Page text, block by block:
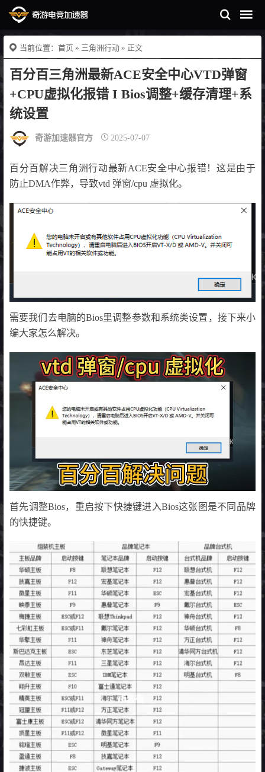
当前位置： 首页 » 三角洲行动 » 正文
百分百三角洲最新ACE安全中心VTD弹窗
+CPU虚拟化报错 I Bios调整+缓存清理+系
统设置
奇游加速器官方 2025-07-07
百分百解决三角洲行动最新ACE安全中心报错！这是由于
防止DMA作弊，导致vtd 弹窗/cpu 虚拟化。
需要我们去电脑的Bios里调整参数和系统类设置，接下来小
编大家怎么解决。
首先调整Bios，重启按下快捷键进入Bios这张图是不同品牌
的快捷键。